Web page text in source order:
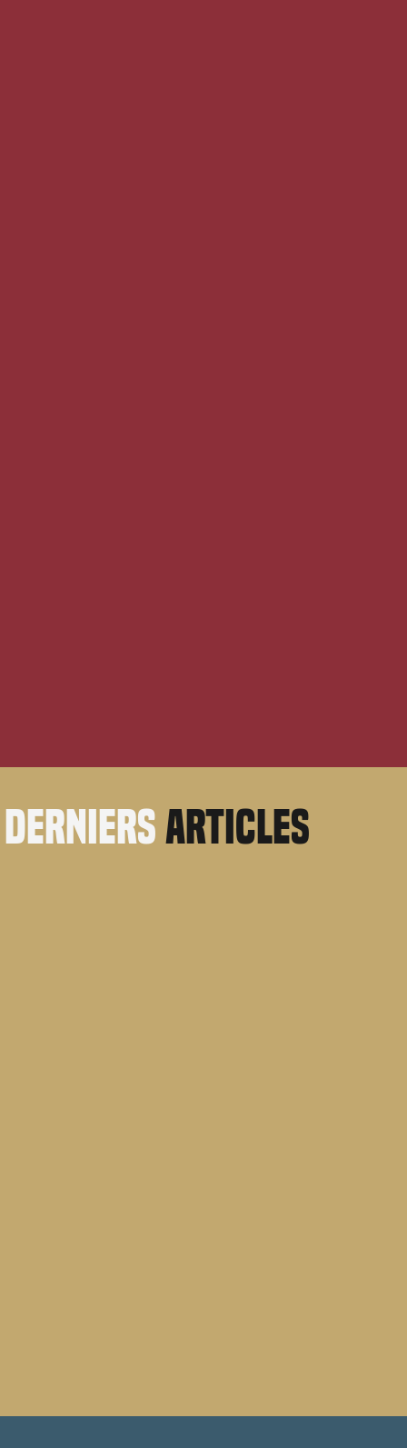
derniersarticles